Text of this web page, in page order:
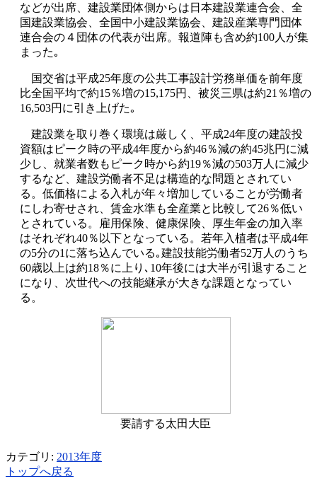
などが出席、建設業団体側からは日本建設業連合会、全
国建設業協会、全国中小建設業協会、建設産業専門団体
連合会の４団体の代表が出席。報道陣も含め約100人が集
まった｡
国交省は平成25年度の公共工事設計労務単価を前年度
比全国平均で約15％増の15,175円、被災三県は約21％増の
16,503円に引き上げた｡
建設業を取り巻く環境は厳しく、平成24年度の建設投
資額はピーク時の平成4年度から約46％減の約45兆円に減
少し、就業者数もピーク時から約19％減の503万人に減少
するなど、建設労働者不足は構造的な問題とされてい
る。低価格による入札が年々増加していることが労働者
にしわ寄せされ、賃金水準も全産業と比較して26％低い
とされている。雇用保険、健康保険、厚生年金の加入率
はそれぞれ40％以下となっている。若年入植者は平成4年
の5分の1に落ち込んでいる｡建設技能労働者52万人のうち
60歳以上は約18％に上り､10年後には大半が引退すること
になり、次世代への技能継承が大きな課題となってい
る。
要請する太田大臣
カテゴリ: 2013年度
トップへ戻る